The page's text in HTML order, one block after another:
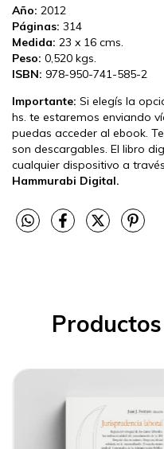
Año: 2012
Páginas: 314
Medida: 23 x 16 cms.
Peso: 0,520 kgs.
ISBN: 978-950-741-585-2
Importante: Si elegís la
hs. te estaremos enviando
puedas acceder al ebook.
son descargables. El libro
cualquier dispositivo a
Hammurabi Digital.